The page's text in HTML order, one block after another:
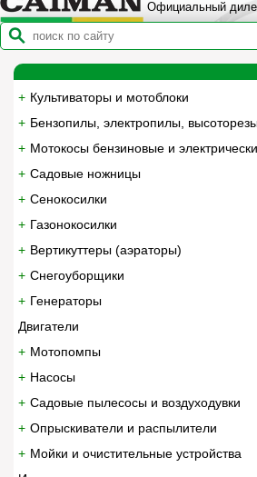
Официальный
Культиваторы и мотоблоки
Бензопилы, электропилы,
Мотокосы бензиновые и
Садовые ножницы
Сенокосилки
Газонокосилки
Вертикуттеры (аэраторы)
Снегоуборщики
Генераторы
Двигатели
Мотопомпы
Насосы
Садовые пылесосы и воздуходувки
Опрыскиватели и распылители
Мойки и очистительные устройства